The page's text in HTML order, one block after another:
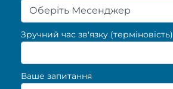
Оберіть Месенджер
Зручний час зв'язку (терміновість)
Ваше запитання